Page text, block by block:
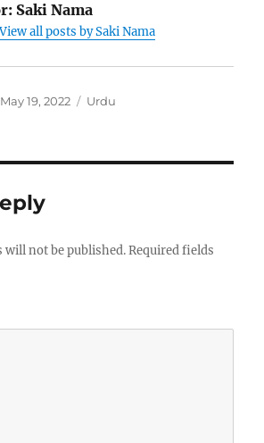
Saki Nama
View all posts by Saki Nama
Posted
May 19, 2022 Categories
Urdu
will not be published. Required fields